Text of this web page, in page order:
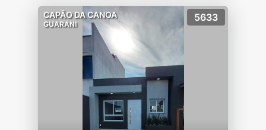
CAPÃO DA CANOA
GUARANI
5633